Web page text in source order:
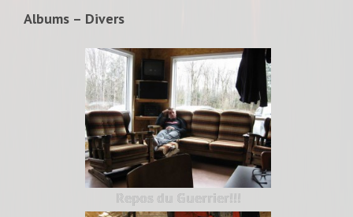
Albums – Divers
Repos du Guerrier!!!